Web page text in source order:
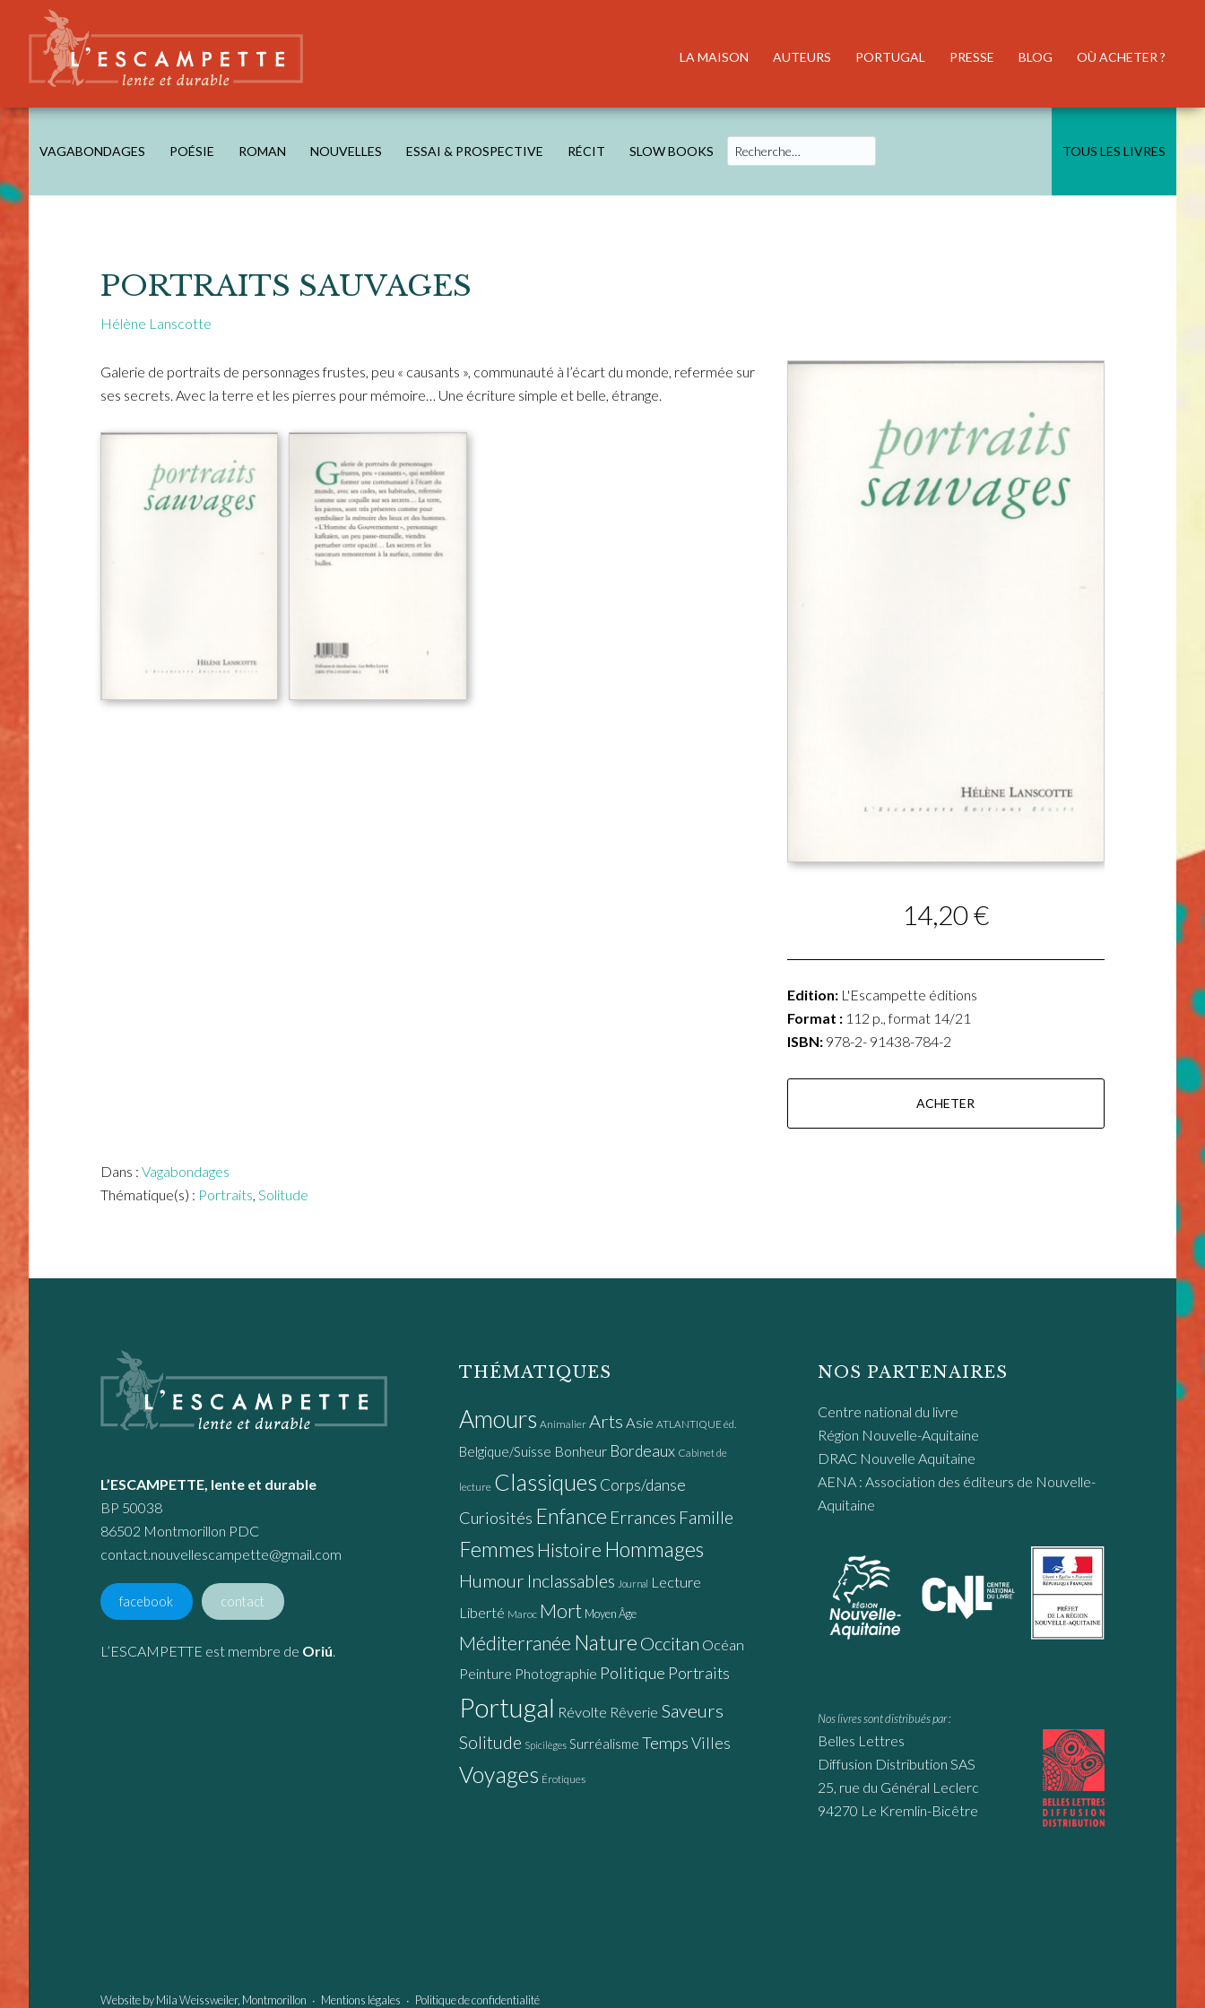
content
secondary
navigation
L'ESCAMPETTE
éditions lentes & durables
LA MAISON AUTEURS PORTUGAL PRESSE BLOG OÙ ACHETER ?
VAGABONDAGES POÉSIE ROMAN NOUVELLES ESSAI & PROSPECTIVE RÉCIT SLOW BOOKS
Search
TOUS LES LIVRES
PORTRAITS SAUVAGES
Hélène Lanscotte
14,20 €
Edition: L'Escampette éditions
Format : 112 p., format 14/21
ISBN: 978-2- 91438-784-2
ACHETER
Galerie de portraits de personnages frustes, peu « causants », communauté à l’écart du monde, refermée sur
ses secrets. Avec la terre et les pierres pour mémoire… Une écriture simple et belle, étrange.
Dans : Vagabondages
Thématique(s) : Portraits Solitude
L’ESCAMPETTE, lente et durable
BP 50038
86502 Montmorillon PDC
contact.nouvellescampette@gmail.com
facebook contact
L’ESCAMPETTE est membre de Oriú.
THÉMATIQUES
Amours Animalier Arts Asie ATLANTIQUE éd.
Belgique/Suisse Bonheur Bordeaux Cabinet de
lecture Classiques Corps/danse
Curiosités Enfance Errances Famille
Femmes Histoire Hommages
Humour Inclassables Journal Lecture
Liberté Maroc Mort Moyen Âge
Méditerranée Nature Occitan Océan
Peinture Photographie Politique Portraits
Portugal Révolte Rêverie Saveurs
Solitude Spicilèges Surréalisme TempsVilles
Voyages Érotiques
NOS PARTENAIRES
Centre national du livre
Région Nouvelle-Aquitaine
DRAC Nouvelle Aquitaine
AENA : Association des éditeurs de Nouvelle-
Aquitaine
Nos livres sont distribués par :
Belles Lettres
Diffusion Distribution SAS
25, rue du Général Leclerc
94270 Le Kremlin-Bicêtre
Website byMila Weissweiler, Montmorillon ∙ Mentions légales ∙ Politique de confidentialité